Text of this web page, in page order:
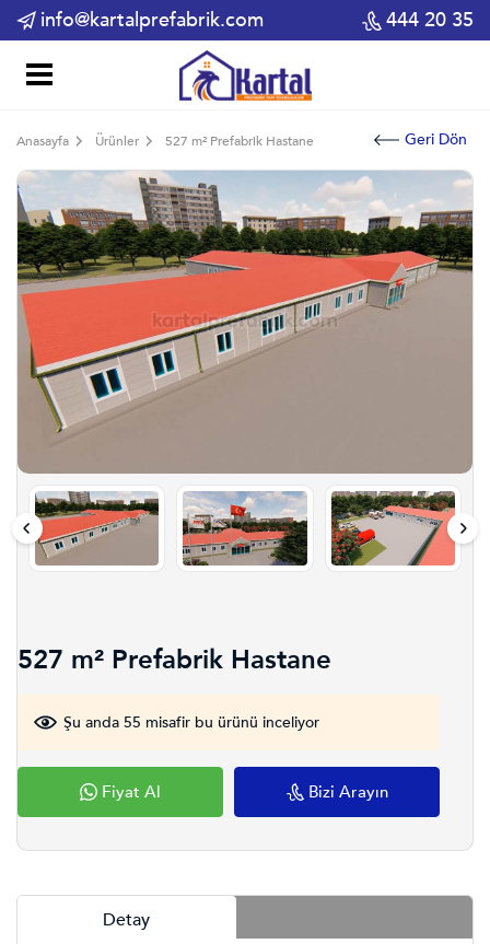
info@kartalprefabrik.com 444 20 35
Anasayfa Ürünler 527 m² Prefabrik Hastane Geri Dön
527 m² Prefabrik Hastane
Şu anda 55 misafir bu ürünü inceliyor
Fiyat Al Bizi Arayın
Detay